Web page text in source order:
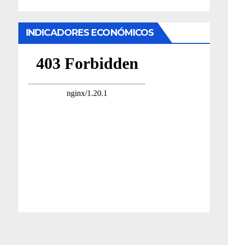
INDICADORES ECONÓMICOS